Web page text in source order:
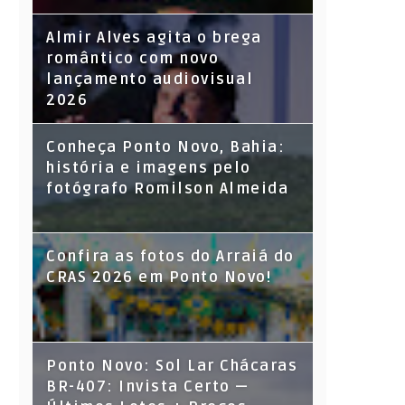
Almir Alves agita o brega
romântico com novo
lançamento audiovisual
2026
Conheça Ponto Novo, Bahia:
história e imagens pelo
fotógrafo Romilson Almeida
Confira as fotos do Arraiá do
CRAS 2026 em Ponto Novo!
Ponto Novo: Sol Lar Chácaras
BR-407: Invista Certo —